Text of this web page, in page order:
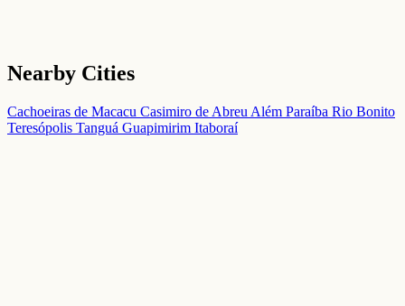
Nearby Cities
Cachoeiras de Macacu Casimiro de Abreu Além Paraíba Rio Bonito
Teresópolis Tanguá Guapimirim Itaboraí